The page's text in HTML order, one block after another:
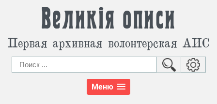
Великія описи
Первая архивная волонтерская АИС
Меню